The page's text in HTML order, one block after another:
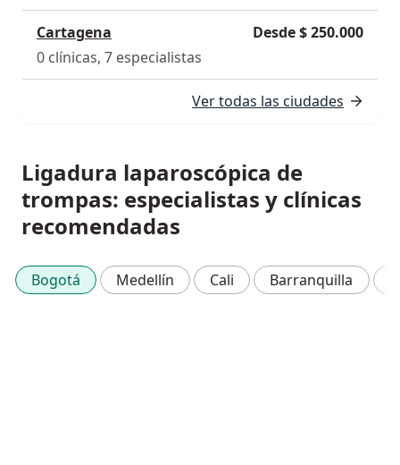
Cartagena
Desde $ 250.000
0 clínicas, 7 especialistas
Ver todas las ciudades
Ligadura laparoscópica de
trompas: especialistas y clínicas
recomendadas
Bogotá Medellín Cali Barranquilla